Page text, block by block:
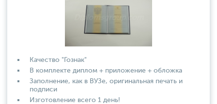
Качество "Гознак"
В комплекте диплом + приложение + обложка
Заполнение, как в ВУЗе, оригинальная печать и
подписи
Изготовление всего 1 день!